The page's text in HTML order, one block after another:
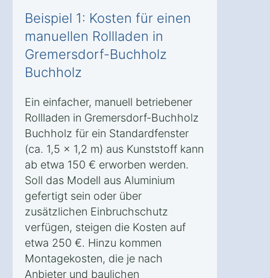
Beispiel 1: Kosten für einen
manuellen Rollladen in
Gremersdorf-Buchholz
Buchholz
Ein einfacher, manuell betriebener
Rollladen in Gremersdorf-Buchholz
Buchholz für ein Standardfenster
(ca. 1,5 x 1,2 m) aus Kunststoff kann
ab etwa 150 € erworben werden.
Soll das Modell aus Aluminium
gefertigt sein oder über
zusätzlichen Einbruchschutz
verfügen, steigen die Kosten auf
etwa 250 €. Hinzu kommen
Montagekosten, die je nach
Anbieter und baulichen